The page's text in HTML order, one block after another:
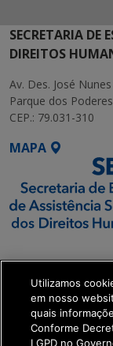
SECRETARIA DE
DIREITOS
Av. Des. José
Parque dos
CEP.: 79.031-310
MAPA
Executiva de
get_footer();
Utilizamos
em nosso
quais
Conforme
LGPD no